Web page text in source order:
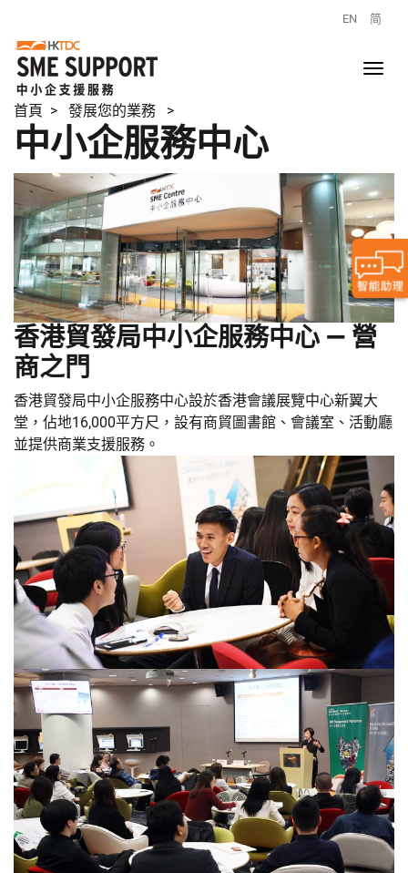
EN 简
首頁 > 發展您的業務 >
中小企服務中心
香港貿發局中小企服務中心 — 營
商之門
香港貿發局中小企服務中心設於香港會議展覽中心新翼大
堂，佔地16,000平方尺，設有商貿圖書館、會議室、活動廳
並提供商業支援服務。